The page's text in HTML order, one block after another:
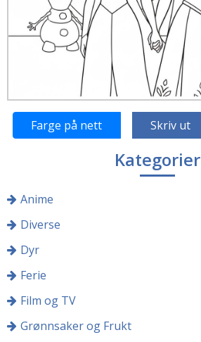
Farge på nett Skriv ut
Kategorier
Anime
Diverse
Dyr
Ferie
Film og TV
Grønnsaker og Frukt